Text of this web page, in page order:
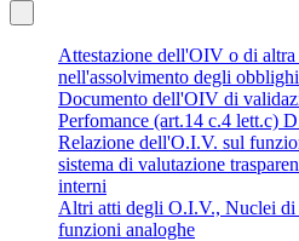
Attestazione dell'OIV o di altra
nell'assolvimento degli
Documento dell'OIV di
Perfomance (art.14 c.4 lett.c)
Relazione dell'O.I.V. sul
sistema di valutazione
interni
Altri atti degli O.I.V., Nuclei di
funzioni analoghe